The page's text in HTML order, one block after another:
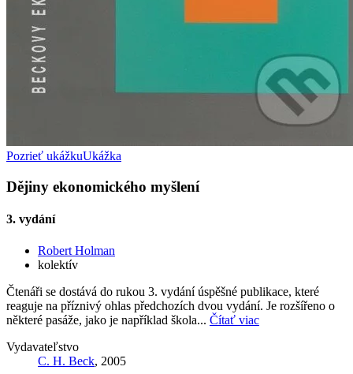
Pozrieť ukážkuUkážka
Dějiny ekonomického myšlení
3. vydání
Robert Holman
kolektív
Čtenáři se dostává do rukou 3. vydání úspěšné publikace, které
reaguje na příznivý ohlas předchozích dvou vydání. Je rozšířeno o
některé pasáže, jako je například škola... Čítať viac
Vydavateľstvo
C. H. Beck, 2005